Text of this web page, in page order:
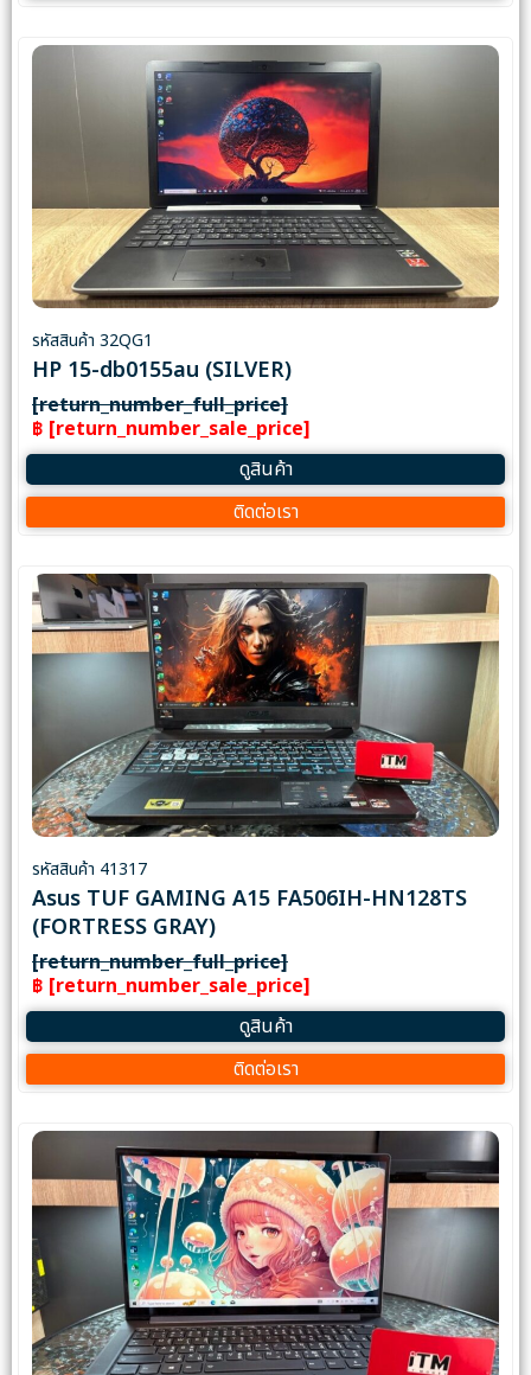
รหัสสินค้า 32QG1
HP 15-db0155au (SILVER)
[return_number_full_price]
฿ [return_number_sale_price]
ดูสินค้า
ติดต่อเรา
รหัสสินค้า 41317
Asus TUF GAMING A15 FA506IH-HN128TS
(FORTRESS GRAY)
[return_number_full_price]
฿ [return_number_sale_price]
ดูสินค้า
ติดต่อเรา